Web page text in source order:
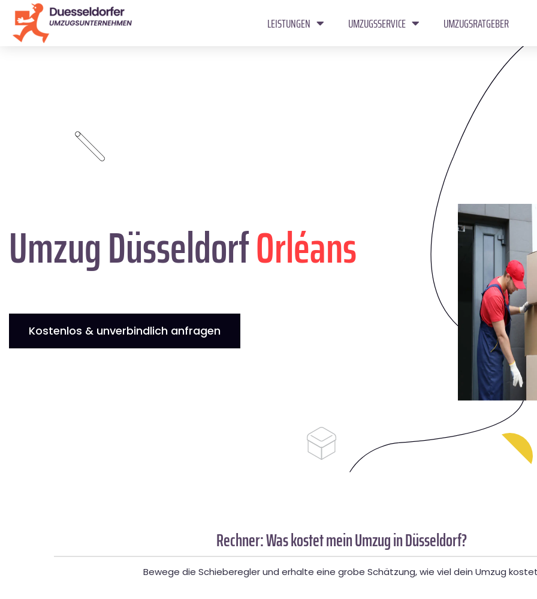
LEISTUNGEN UMZUGSSERVICE UMZUGSRATGEBER
Umzug DüsseldorfOrléans
Kostenlos & unverbindlich anfragen
Rechner: Was kostet mein Umzug in Düsseldorf?
Bewege die Schieberegler und erhalte eine grobe Schätzung, wie viel dein Umzug